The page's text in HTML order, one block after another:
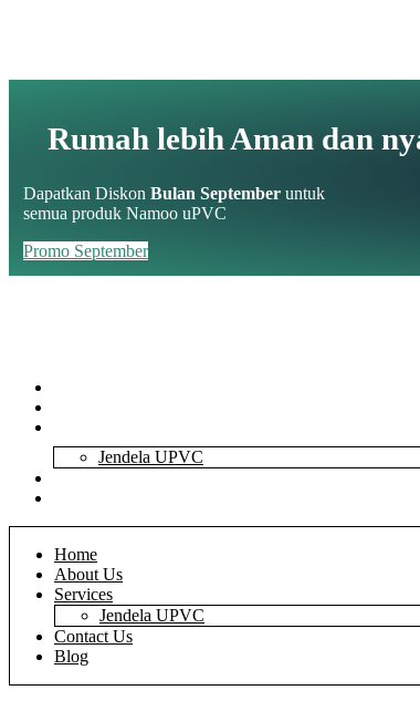
Rumah lebih Aman dan
Dapatkan Diskon Bulan September untuk
semua produk Namoo uPVC
Promo September
Jendela UPVC
Home
About Us
Services
Jendela UPVC
Contact Us
Blog